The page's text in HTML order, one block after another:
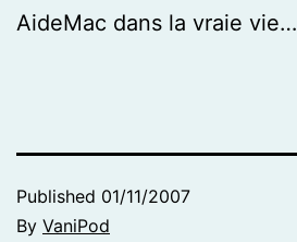
AideMac dans la vraie vie…
Published 01/11/2007
By VaniPod